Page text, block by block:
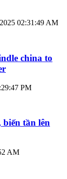
02:31:49 AM
china to
PM
biến tần lên
AM